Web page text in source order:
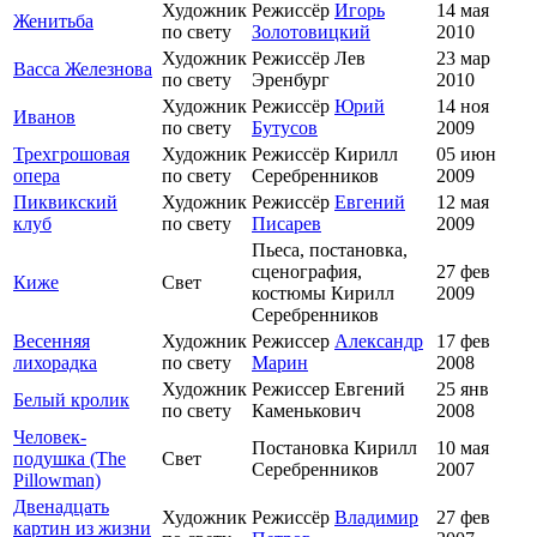
Женитьба
Художник
по свету
Режиссёр Игорь
Золотовицкий
14 мая
2010
Васса Железнова
Художник
по свету
Режиссёр Лев
Эренбург
23 мар
2010
Иванов
Художник
по свету
Режиссёр Юрий
Бутусов
14 ноя
2009
Трехгрошовая
опера
Художник
по свету
Режиссёр Кирилл
Серебренников
05 июн
2009
Пиквикский
клуб
Художник
по свету
Режиссёр Евгений
Писарев
12 мая
2009
Киже Свет
Пьеса, постановка,
сценография,
костюмы Кирилл
Серебренников
27 фев
2009
Весенняя
лихорадка
Художник
по свету
Режиссер Александр
Марин
17 фев
2008
Белый кролик
Художник
по свету
Режиссер Евгений
Каменькович
25 янв
2008
Человек-
подушка (The
Pillowman)
Свет
Постановка Кирилл
Серебренников
10 мая
2007
Двенадцать
картин из жизни
Художник Режиссёр Владимир
27 фев